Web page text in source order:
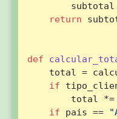
return
def
total =
if
        total *=
if pais ==